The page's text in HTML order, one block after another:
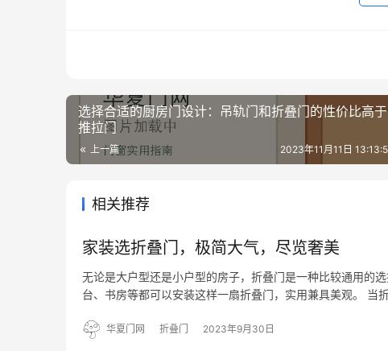
选择合适的厨房门设计：吊轨门和折叠门的性价比高于
推拉门
上一篇 2023年11月11日
相关推荐
家装选折叠门，极简大气，尽览奢美
无论是大户型还是小户型的房子，折叠门是一种比较通用的
台、书房等都可以安装这样一扇折叠门，实用兼具美观。 当
常棒的设…
华夏门网 折叠门 2023年9月30日